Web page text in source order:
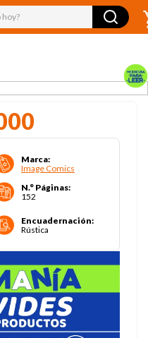
hoy?
Marca:
Image Comics
N.° Páginas:
152
Encuadernación:
Rústica